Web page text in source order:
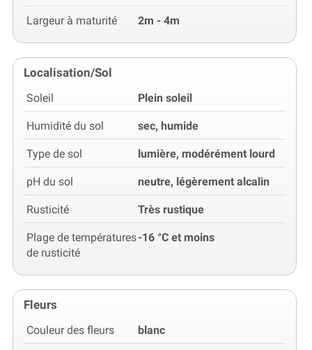
Largeur à maturité 2m - 4m
Localisation/Sol
Soleil Plein soleil
Humidité du sol sec, humide
Type de sol lumière, modérément lourd
pH du sol neutre, légèrement alcalin
Rusticité Très rustique
Plage de températures
de rusticité
-16 °C et moins
Fleurs
Couleur des fleurs blanc